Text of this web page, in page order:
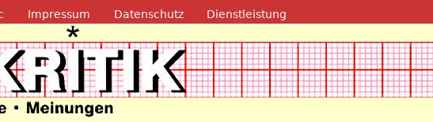
Direkt zum Inhalt
Impressum Datenschutz Dienstleistung